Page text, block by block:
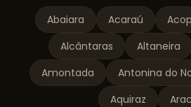
Abaiara Acaraú
Alcântaras
Altaneira
Amontada
Antonina do
Aquiraz